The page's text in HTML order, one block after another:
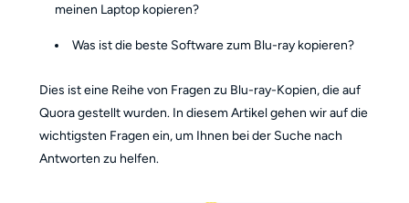
meinen Laptop kopieren?
Was ist die beste Software zum Blu-ray kopieren?
Dies ist eine Reihe von Fragen zu Blu-ray-Kopien, die auf
Quora gestellt wurden. In diesem Artikel gehen wir auf die
wichtigsten Fragen ein, um Ihnen bei der Suche nach
Antworten zu helfen.